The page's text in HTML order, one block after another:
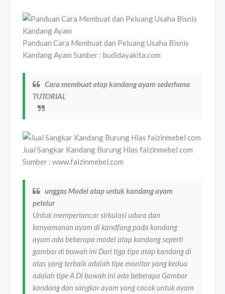
Panduan Cara Membuat dan Peluang Usaha Bisnis
Kandang Ayam Sumber : budidayakita.com
Cara membuat atap kandang ayam sederhana
TUTORIAL
Jual Sangkar Kandang Burung Hias faizinmebel com
Sumber : www.faizinmebel.com
unggas Model atap untuk kandang ayam
petelur
Untuk memperlancar sirkulasi udara dan
kenyamanan ayam di kandfang pada kandang
ayam ada beberapa model atap kandang seperti
gambar di bawah ini Dari tiga tipe atap kandang di
atas yang terbaik adalah tipe monitor yang kedua
adalah tipe A Di bawah ini ada beberapa Gambar
kandang dan sangkar ayam yang cocok untuk ayam